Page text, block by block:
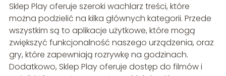
Sklep Play oferuje szeroki wachlarz treści, które
można podzielić na kilka głównych kategorii. Przede
wszystkim są to aplikacje użytkowe, które mogą
zwiększyć funkcjonalność naszego urządzenia, oraz
gry, które zapewniają rozrywkę na godzinach.
Dodatkowo, Sklep Play oferuje dostęp do filmów i